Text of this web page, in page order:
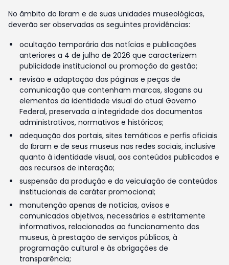
No âmbito do Ibram e de suas unidades museológicas,
deverão ser observadas as seguintes providências:
ocultação temporária das notícias e publicações
anteriores a 4 de julho de 2026 que caracterizem
publicidade institucional ou promoção da gestão;
revisão e adaptação das páginas e peças de
comunicação que contenham marcas, slogans ou
elementos da identidade visual do atual Governo
Federal, preservada a integridade dos documentos
administrativos, normativos e históricos;
adequação dos portais, sites temáticos e perfis oficiais
do Ibram e de seus museus nas redes sociais, inclusive
quanto à identidade visual, aos conteúdos publicados e
aos recursos de interação;
suspensão da produção e da veiculação de conteúdos
institucionais de caráter promocional;
manutenção apenas de notícias, avisos e
comunicados objetivos, necessários e estritamente
informativos, relacionados ao funcionamento dos
museus, à prestação de serviços públicos, à
programação cultural e às obrigações de
transparência;